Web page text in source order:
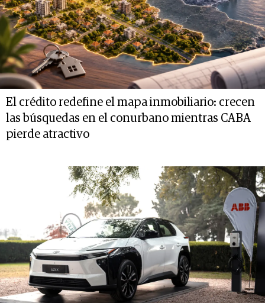
El crédito redefine el mapa inmobiliario: crecen
las búsquedas en el conurbano mientras CABA
pierde atractivo